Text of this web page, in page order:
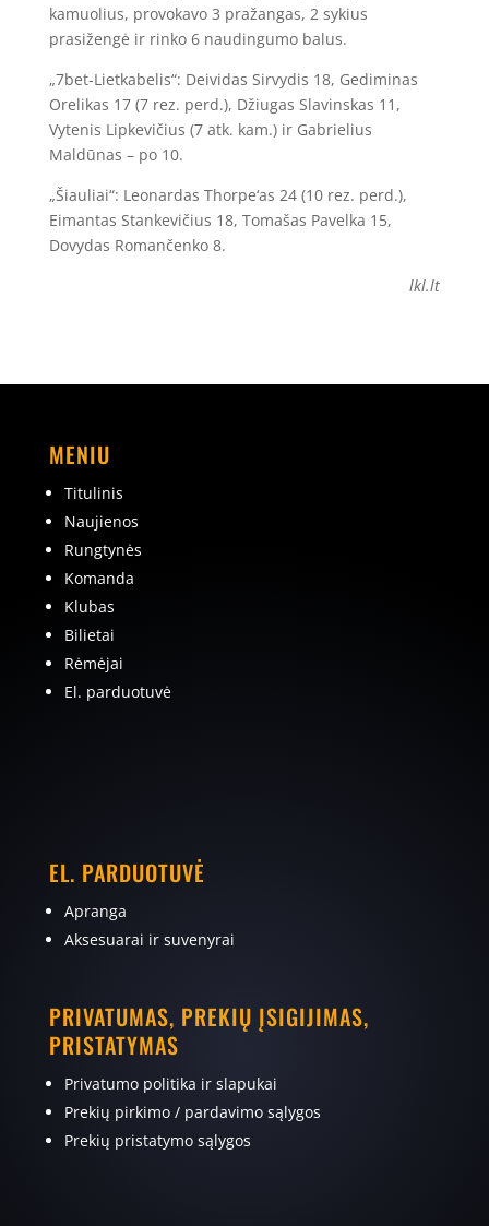
kamuolius, provokavo 3 pražangas, 2 sykius
prasižengė ir rinko 6 naudingumo balus.
„7bet-Lietkabelis“: Deividas Sirvydis 18, Gediminas
Orelikas 17 (7 rez. perd.), Džiugas Slavinskas 11,
Vytenis Lipkevičius (7 atk. kam.) ir Gabrielius
Maldūnas – po 10.
„Šiauliai“: Leonardas Thorpe‘as 24 (10 rez. perd.),
Eimantas Stankevičius 18, Tomašas Pavelka 15,
Dovydas Romančenko 8.
lkl.lt
MENIU
Titulinis
Naujienos
Rungtynės
Komanda
Klubas
Bilietai
Rėmėjai
El. parduotuvė
EL. PARDUOTUVĖ
Apranga
Aksesuarai ir suvenyrai
PRIVATUMAS, PREKIŲ ĮSIGIJIMAS,
PRISTATYMAS
Privatumo politika ir slapukai
Prekių pirkimo / pardavimo sąlygos
Prekių pristatymo sąlygos